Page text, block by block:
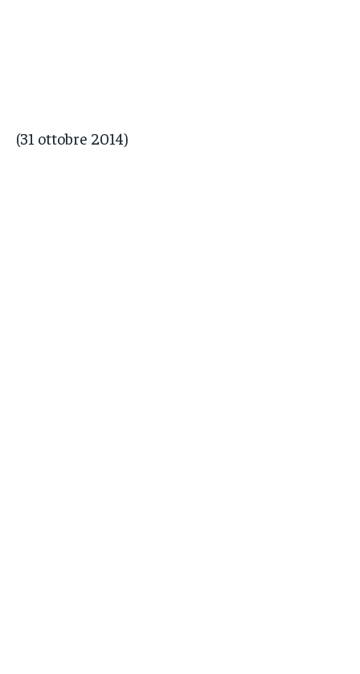
(31 ottobre 2014)